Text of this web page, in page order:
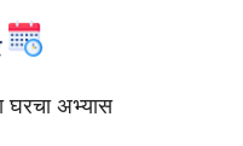
घरचा अभ्यास